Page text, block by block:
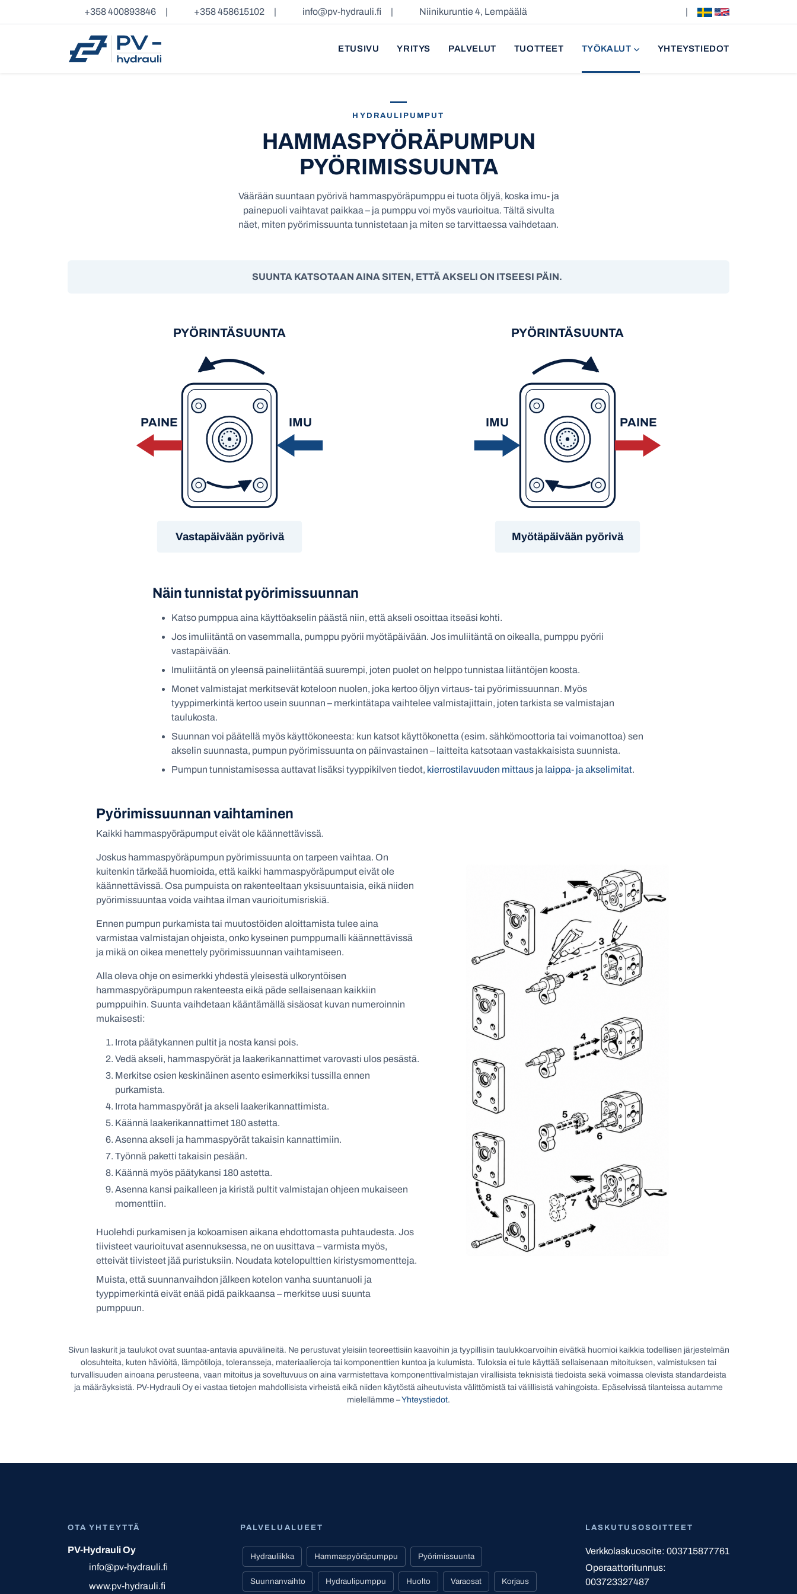
+358 400893846 | +358 458615102 | info@pv-hydrauli.fi | Niinikuruntie 4, Lempäälä |
ETUSIVU YRITYS PALVELUT TUOTTEET TYÖKALUT YHTEYSTIEDOT
HYDRAULIPUMPUT
HAMMASPYÖRÄPUMPUN
PYÖRIMISSUUNTA
Väärään suuntaan pyörivä hammaspyöräpumppu ei tuota öljyä, koska imu- ja
painepuoli vaihtavat paikkaa – ja pumppu voi myös vaurioitua. Tältä sivulta
näet, miten pyörimissuunta tunnistetaan ja miten se tarvittaessa vaihdetaan.
SUUNTA KATSOTAAN AINA SITEN, ETTÄ AKSELI ON ITSEESI PÄIN.
PYÖRINTÄSUUNTA
PAINE IMU
Vastapäivään pyörivä
PYÖRINTÄSUUNTA
IMU PAINE
Myötäpäivään pyörivä
Näin tunnistat pyörimissuunnan
Katso pumppua aina käyttöakselin päästä niin, että akseli osoittaa itseäsi kohti.
Jos imuliitäntä on vasemmalla, pumppu pyörii myötäpäivään. Jos imuliitäntä on oikealla, pumppu pyörii
vastapäivään.
Imuliitäntä on yleensä paineliitäntää suurempi, joten puolet on helppo tunnistaa liitäntöjen koosta.
Monet valmistajat merkitsevät koteloon nuolen, joka kertoo öljyn virtaus- tai pyörimissuunnan. Myös
tyyppimerkintä kertoo usein suunnan – merkintätapa vaihtelee valmistajittain, joten tarkista se valmistajan
taulukosta.
Suunnan voi päätellä myös käyttökoneesta: kun katsot käyttökonetta (esim. sähkömoottoria tai voimanottoa) sen
akselin suunnasta, pumpun pyörimissuunta on päinvastainen – laitteita katsotaan vastakkaisista suunnista.
Pumpun tunnistamisessa auttavat lisäksi tyyppikilven tiedot, kierrostilavuuden mittausja laippa- ja akselimitat.
Pyörimissuunnan vaihtaminen
Kaikki hammaspyöräpumput eivät ole käännettävissä.
Joskus hammaspyöräpumpun pyörimissuunta on tarpeen vaihtaa. On
kuitenkin tärkeää huomioida, että kaikki hammaspyöräpumput eivät ole
käännettävissä. Osa pumpuista on rakenteeltaan yksisuuntaisia, eikä niiden
pyörimissuuntaa voida vaihtaa ilman vaurioitumisriskiä.
Ennen pumpun purkamista tai muutostöiden aloittamista tulee aina
varmistaa valmistajan ohjeista, onko kyseinen pumppumalli käännettävissä
ja mikä on oikea menettely pyörimissuunnan vaihtamiseen.
Alla oleva ohje on esimerkki yhdestä yleisestä ulkoryntöisen
hammaspyöräpumpun rakenteesta eikä päde sellaisenaan kaikkiin
pumppuihin. Suunta vaihdetaan kääntämällä sisäosat kuvan numeroinnin
mukaisesti:
Irrota päätykannen pultit ja nosta kansi pois.
Vedä akseli, hammaspyörät ja laakerikannattimet varovasti ulos pesästä.
Merkitse osien keskinäinen asento esimerkiksi tussilla ennen
purkamista.
Irrota hammaspyörät ja akseli laakerikannattimista.
Käännä laakerikannattimet 180 astetta.
Asenna akseli ja hammaspyörät takaisin kannattimiin.
Työnnä paketti takaisin pesään.
Käännä myös päätykansi 180 astetta.
Asenna kansi paikalleen ja kiristä pultit valmistajan ohjeen mukaiseen
momenttiin.
Huolehdi purkamisen ja kokoamisen aikana ehdottomasta puhtaudesta. Jos
tiivisteet vaurioituvat asennuksessa, ne on uusittava – varmista myös,
etteivät tiivisteet jää puristuksiin. Noudata kotelopulttien kiristysmomentteja.
Muista, että suunnanvaihdon jälkeen kotelon vanha suuntanuoli ja
tyyppimerkintä eivät enää pidä paikkaansa – merkitse uusi suunta
pumppuun.
Sivun laskurit ja taulukot ovat suuntaa-antavia apuvälineitä. Ne perustuvat yleisiin teoreettisiin kaavoihin ja tyypillisiin taulukkoarvoihin eivätkä huomioi kaikkia todellisen järjestelmän
olosuhteita, kuten häviöitä, lämpötiloja, toleransseja, materiaalieroja tai komponenttien kuntoa ja kulumista. Tuloksia ei tule käyttää sellaisenaan mitoituksen, valmistuksen tai
turvallisuuden ainoana perusteena, vaan mitoitus ja soveltuvuus on aina varmistettava komponenttivalmistajan virallisista teknisistä tiedoista sekä voimassa olevista standardeista
ja määräyksistä. PV-Hydrauli Oy ei vastaa tietojen mahdollisista virheistä eikä niiden käytöstä aiheutuvista välittömistä tai välillisistä vahingoista. Epäselvissä tilanteissa autamme
mielellämme –Yhteystiedot.
OTA YHTEYTTÄ
PV-Hydrauli Oy
info@pv-hydrauli.fi
www.pv-hydrauli.fi
PALVELUALUEET
Hydrauliikka Hammaspyöräpumppu Pyörimissuunta
Suunnanvaihto Hydraulipumppu Huolto Varaosat Korjaus
LASKUTUSOSOITTEET
Verkkolaskuosoite: 003715877761
Operaattoritunnus:
003723327487